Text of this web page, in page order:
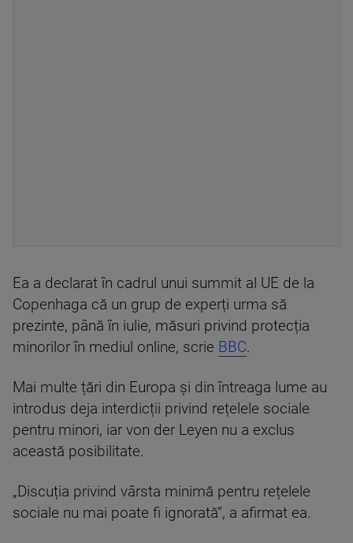
Ea a declarat în cadrul unui summit al UE de la
Copenhaga că un grup de experți urma să
prezinte, până în iulie, măsuri privind protecția
minorilor în mediul online, scrie BBC.
Mai multe țări din Europa și din întreaga lume au
introdus deja interdicții privind rețelele sociale
pentru minori, iar von der Leyen nu a exclus
această posibilitate.
„Discuția privind vârsta minimă pentru rețelele
sociale nu mai poate fi ignorată”, a afirmat ea.